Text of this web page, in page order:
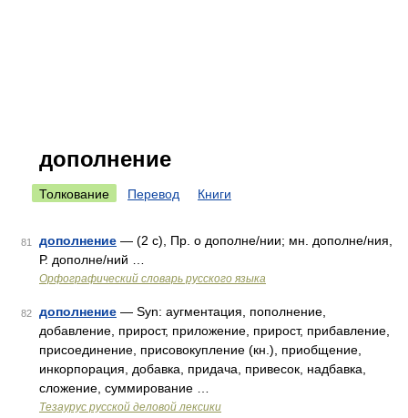
дополнение
Толкование Перевод Книги
81 дополнение — (2 с), Пр. о дополне/нии; мн. дополне/ния,
Р. дополне/ний …
Орфографический словарь русского языка
82 дополнение — Syn: аугментация, пополнение,
добавление, прирост, приложение, прирост, прибавление,
присоединение, присовокупление (кн.), приобщение,
инкорпорация, добавка, придача, привесок, надбавка,
сложение, суммирование …
Тезаурус русской деловой лексики